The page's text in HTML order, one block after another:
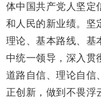
体中国共产党人坚定
和人民的新业绩。坚
理论、基本路线、基
中统一领导，深入贯
道路自信、理论自信
正创新，做到不畏浮